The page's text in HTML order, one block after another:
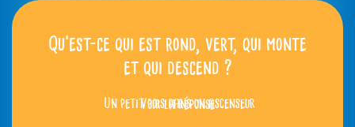
Qu’est-ce qui est rond, vert, qui monte
et qui descend ?
Voir la réponse
Un petit pois dans un ascenseur